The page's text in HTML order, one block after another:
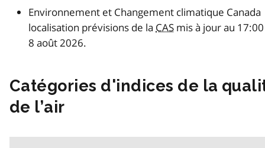
Environnement et Changement climatique Canada
localisation prévisions de la CAS mis à jour au 17:00
8 août 2026.
Catégories d'indices de la
de l’air